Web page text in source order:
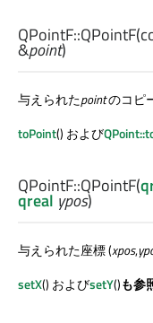
QPointF::QPointF
&point)
与えられたpointのコピ
toPoint() および
QPointF::QPointF(
qreal ypos)
与えられた座標 (xpos,
setX() およびsetY()も参